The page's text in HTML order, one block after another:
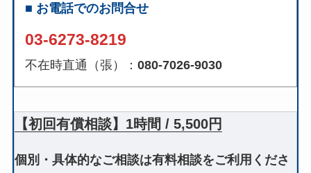
■ お電話でのお問合せ
03-6273-8219
不在時直通（張）： 080-7026-9030
【初回有償相談】1時間 / 5,500円
個別・具体的なご相談は有料相談をご利用くださ